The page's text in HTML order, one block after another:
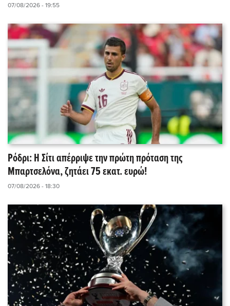
07/08/2026 - 19:55
Ρόδρι: Η Σίτι απέρριψε την πρώτη πρόταση της
Μπαρτσελόνα, ζητάει 75 εκατ. ευρώ!
07/08/2026 - 18:30